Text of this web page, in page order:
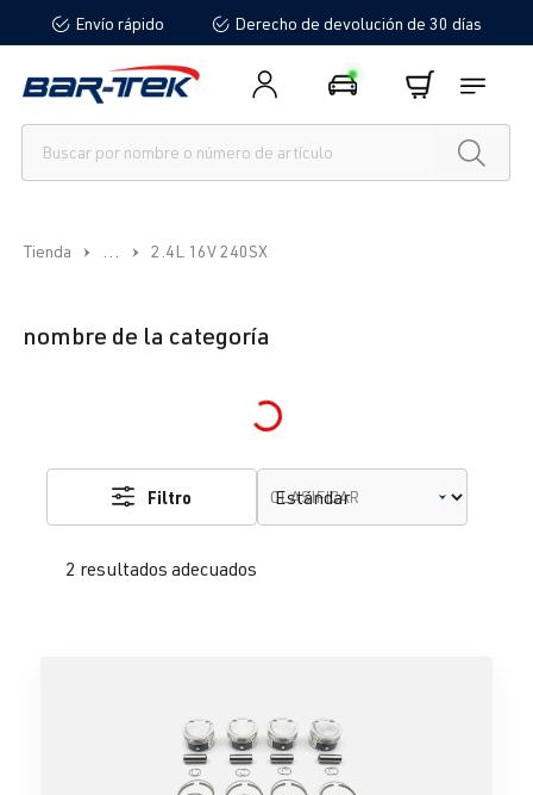
principalEnvío rápido Derecho de devolución de 30 días
Tienda ... 2.4L 16V 240SX
nombre de la categoría
Loading...
2 resultados adecuados
Filtro CLASIFICAR